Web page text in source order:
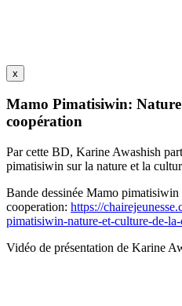
x
Mamo Pimatisiwin:
coopération
Par cette BD, Karine Awashish
pimatisiwin sur la nature et la
Bande dessinée Mamo pimatisiwin
cooperation: https://
pimatisiwin-nature-et-culture-de-
Vidéo de présentation de Karine